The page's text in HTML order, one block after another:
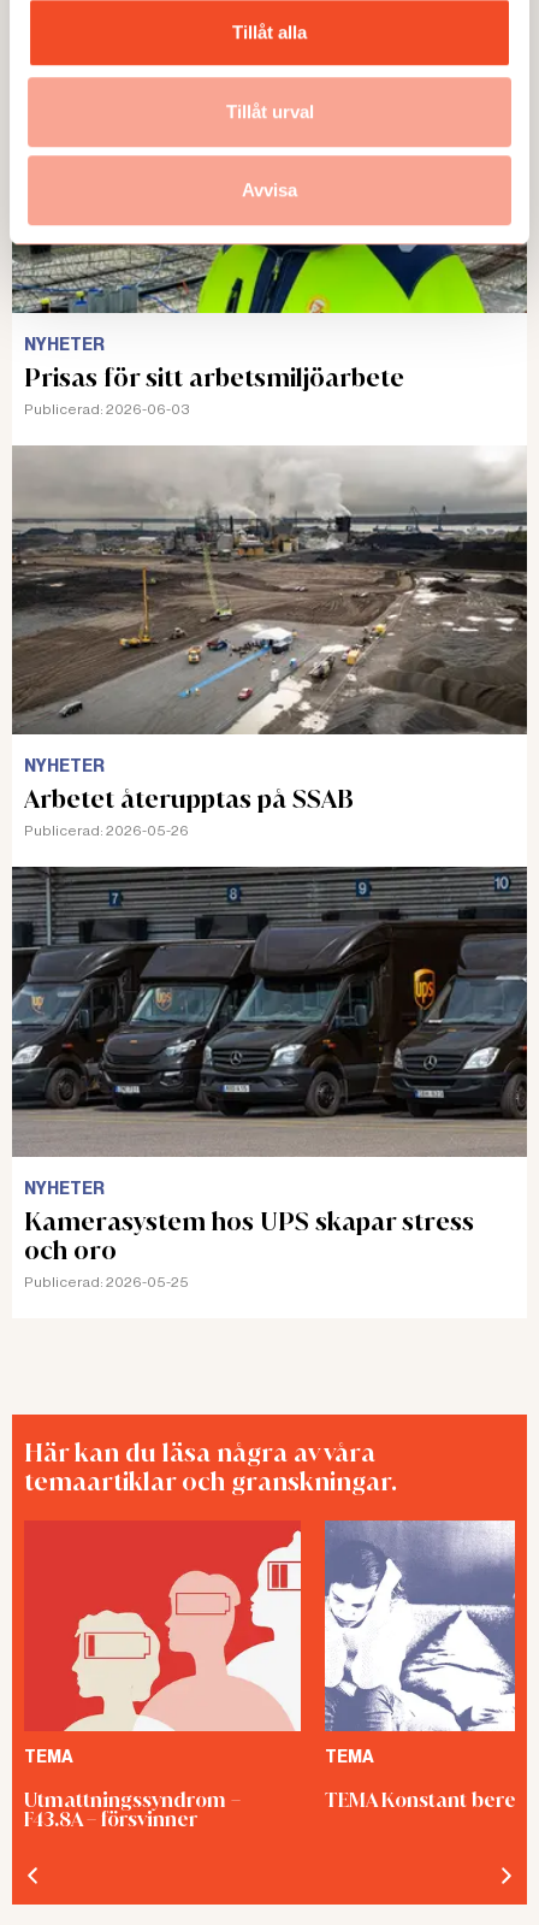
Tillåt alla
Tillåt urval
Avvisa
NYHETER
Prisas för sitt arbetsmiljöarbete
Publicerad: 2026-06-03
NYHETER
Arbetet återupptas på SSAB
Publicerad: 2026-05-26
NYHETER
Kamerasystem hos UPS skapar stress
och oro
Publicerad: 2026-05-25
Här kan du läsa några av våra
temaartiklar och granskningar.
TEMA
Utmattningssyndrom –
F43.8A – försvinner
TEMA
TEMA Konstant